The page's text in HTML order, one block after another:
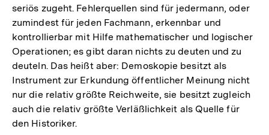
seriös zugeht. Fehlerquellen sind für jedermann, oder
zumindest für jeden Fachmann, erkennbar und
kontrollierbar mit Hilfe mathematischer und logischer
Operationen; es gibt daran nichts zu deuten und zu
deuteln. Das heißt aber: Demoskopie besitzt als
Instrument zur Erkundung öffentlicher Meinung nicht
nur die relativ größte Reichweite, sie besitzt zugleich
auch die relativ größte Verläßlichkeit als Quelle für
den Historiker.